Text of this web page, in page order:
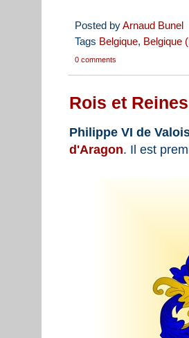
Posted byArnaud Bunel
Tags Belgique, Belgique
0 comments
Rois et
Philippe VI de
d'Aragon. Il est